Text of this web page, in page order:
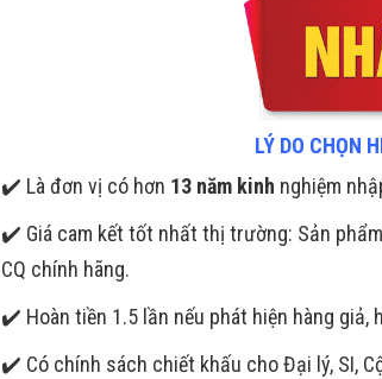
LÝ DO CHỌN
✔️ Là đơn vị có hơn 13 năm kinh nghiệm
✔️ Giá cam kết tốt nhất thị trường: Sản
CQ chính hãng.
✔️ Hoàn tiền 1.5 lần nếu phát hiện hàng giả,
✔️ Có chính sách chiết khấu cho Đại lý, SI,